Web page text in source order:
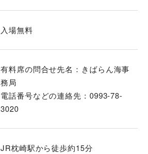
入場無料
有料席の問合せ先名：きばらん海事
務局
電話番号などの連絡先：0993-78-
3020
JR枕崎駅から徒歩約15分